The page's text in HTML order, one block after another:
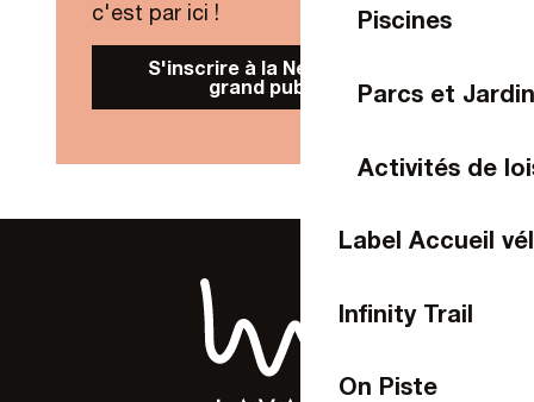
Piscines
Parcs et
Activités de
Label Accueil
Infinity Trail
On Piste
c'est par ici !
S'inscrire à la Newsletter
grand public